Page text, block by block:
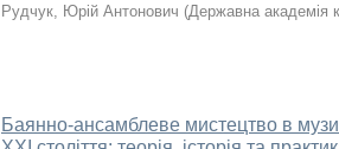
Рудчук, Юрій Антонович (Державна академія
Баянно-ансамблеве мистецтво в